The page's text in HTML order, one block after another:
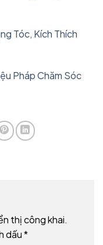
Tóc, Kích Thích
Pháp Chăm Sóc
thị công khai.
dấu*